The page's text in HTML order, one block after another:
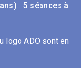
! 5 séances à
logo ADO sont en